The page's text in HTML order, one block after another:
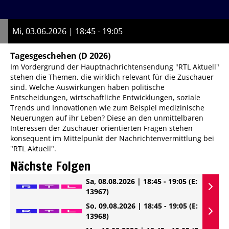
Mi, 03.06.2026 | 18:45 - 19:05
Tagesgeschehen (D 2026)
Im Vordergrund der Hauptnachrichtensendung "RTL Aktuell"
stehen die Themen, die wirklich relevant für die Zuschauer
sind. Welche Auswirkungen haben politische
Entscheidungen, wirtschaftliche Entwicklungen, soziale
Trends und Innovationen wie zum Beispiel medizinische
Neuerungen auf ihr Leben? Diese an den unmittelbaren
Interessen der Zuschauer orientierten Fragen stehen
konsequent im Mittelpunkt der Nachrichtenvermittlung bei
"RTL Aktuell".
Nächste Folgen
Sa, 08.08.2026 | 18:45 - 19:05 (E:
13967)
So, 09.08.2026 | 18:45 - 19:05 (E:
13968)